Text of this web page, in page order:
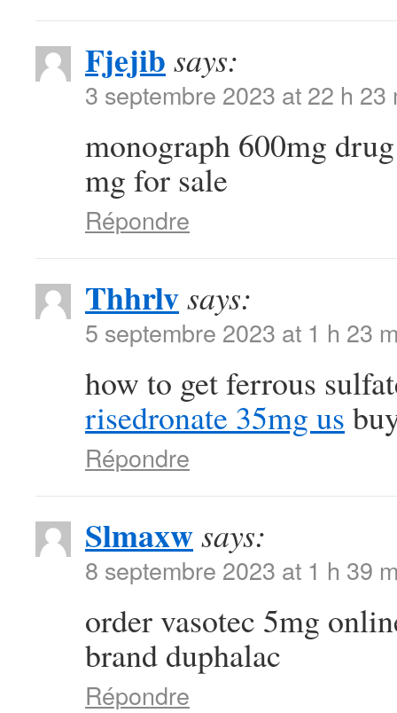
Fjejib says:
3 septembre 2023 at 22 h 23
monograph 600mg
mg for sale
Répondre
Thhrlvsays:
5 septembre 2023 at 1 h 23
how to get ferrous
risedronate 35mg us
Répondre
Slmaxwsays:
8 septembre 2023 at 1 h 39
order vasotec 5mg
brand duphalac
Répondre